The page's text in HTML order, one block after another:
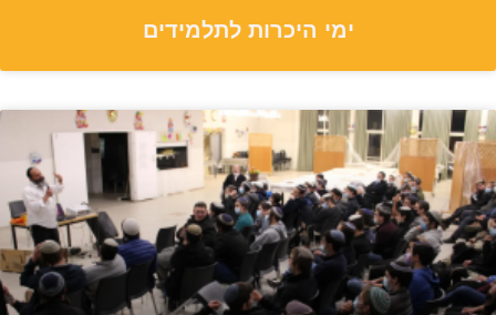
ימי היכרות לתלמידים